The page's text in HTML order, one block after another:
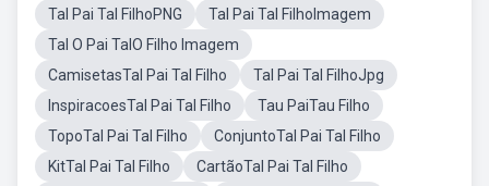
Tal Pai Tal FilhoPNG
Tal Pai Tal FilhoImagem
Tal O Pai TalO Filho Imagem
CamisetasTal Pai Tal Filho
Tal Pai Tal FilhoJpg
InspiracoesTal Pai Tal Filho
Tau PaiTau Filho
TopoTal Pai Tal Filho
ConjuntoTal Pai Tal Filho
KitTal Pai Tal Filho
CartãoTal Pai Tal Filho